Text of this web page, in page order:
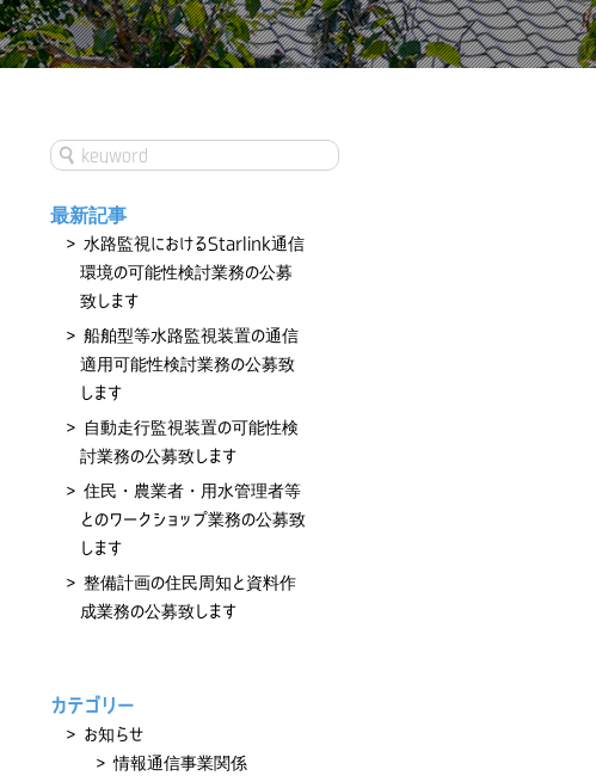
最新記事
水路監視におけるStarlink通信
環境の可能性検討業務の公募
致します
船舶型等水路監視装置の通信
適用可能性検討業務の公募致
します
自動走行監視装置の可能性検
討業務の公募致します
住民・農業者・用水管理者等
とのワークショップ業務の公募致
します
整備計画の住民周知と資料作
成業務の公募致します
カテゴリー
お知らせ
情報通信事業関係